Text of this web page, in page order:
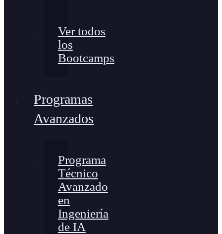
Ver todos
los
Bootcamps
Programas
Avanzados
Programa
Técnico
Avanzado
en
Ingeniería
de IA